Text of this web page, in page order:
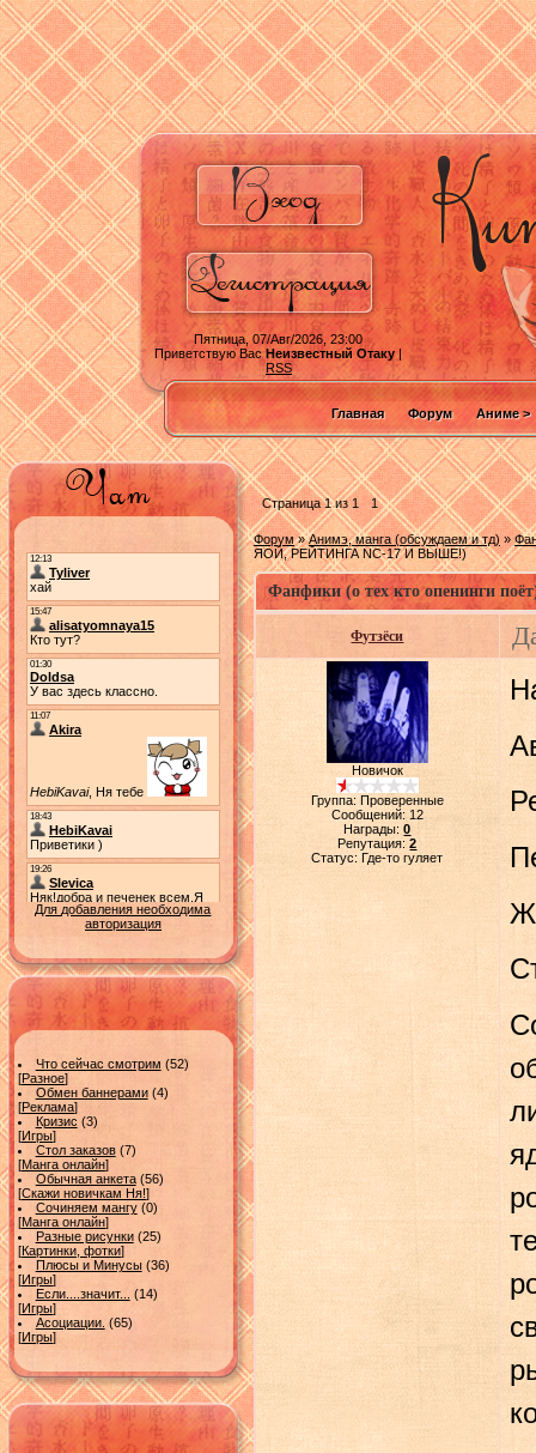
Пятница, 07/Авг/2026, 23:00
Приветствую ВасНеизвестный Отаку|
RSS
Главная Форум Аниме >
Для добавления необходима
авторизация
Что сейчас смотрим (52)
[Разное]
Обмен баннерами (4)
[Реклама]
Кризис (3)
[Игры]
Стол заказов (7)
[Манга онлайн]
Обычная анкета (56)
[Скажи новичкам Ня!]
Сочиняем мангу (0)
[Манга онлайн]
Разные рисунки (25)
[Картинки, фотки]
Плюсы и Минусы (36)
[Игры]
Если....значит...
(14)
[Игры]
Асоциации. (65)
[Игры]
Страница1из1 1
Форум » Анимэ, манга (обсуждаем и тд) »
ЯОЙ, РЕЙТИНГА NC-17 И ВЫШЕ!)
Фанфики (о тех кто опенинги
Футзёси
Новичок
Группа: Проверенные
Сообщений: 12
Награды:0
Репутация:2
Статус:Где-то гуляет